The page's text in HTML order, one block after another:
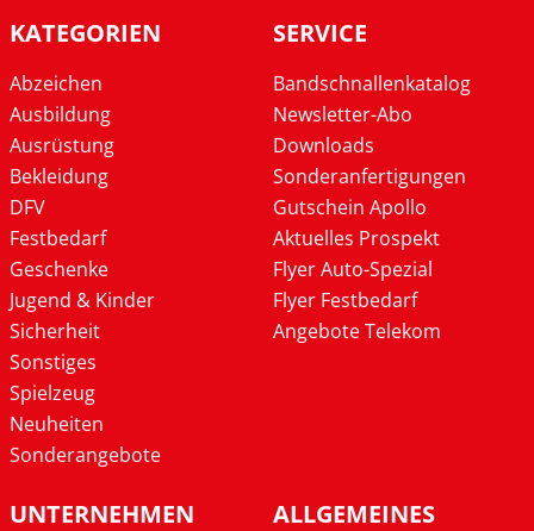
KATEGORIEN
Abzeichen
Ausbildung
Ausrüstung
Bekleidung
DFV
Festbedarf
Geschenke
Jugend & Kinder
Sicherheit
Sonstiges
Spielzeug
Neuheiten
Sonderangebote
SERVICE
Bandschnallenkatalog
Newsletter-Abo
Downloads
Sonderanfertigungen
Gutschein Apollo
Aktuelles Prospekt
Flyer Auto-Spezial
Flyer Festbedarf
Angebote Telekom
UNTERNEHMEN ALLGEMEINES